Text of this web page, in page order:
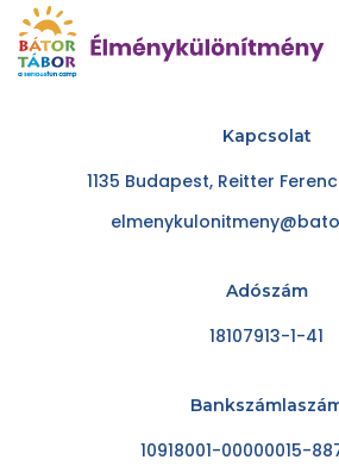
Kapcsolat
1135 Budapest, Reitter
Adószám
18107913-1-41
10918001-00000015-